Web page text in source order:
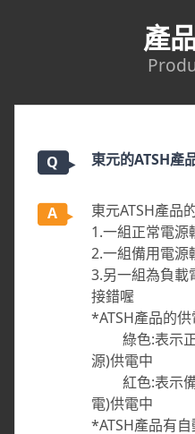
產
東元的ATSH產
東元ATSH產品
1.一組正常電源
2.一組備用電
3.另一組為負載
接錯喔
*ATSH產品的供
綠色:表示正
源)供電中
紅色:表示備
電)供電中
*ATSH產品有